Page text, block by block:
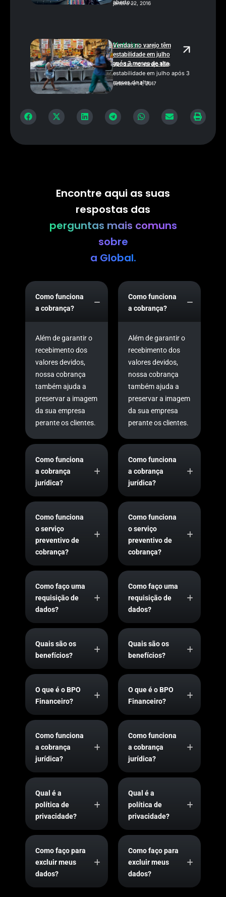
aberto...
janeiro 22, 2016
Notícias
Vendas no varejo têm
estabilidade em julho
após 3 meses de alta
Vendas no varejo têm
estabilidade em julho após 3
meses de alta...
setembro 14, 2017
Encontre aqui as suas
respostas das
perguntas mais comuns
sobre
a Global.
Como funciona
a cobrança?
Além de garantir o
recebimento dos
valores devidos,
nossa cobrança
também ajuda a
preservar a imagem
da sua empresa
perante os clientes.
Como funciona
a cobrança
jurídica?
Como funciona
o serviço
preventivo de
cobrança?
Como faço uma
requisição de
dados?
Quais são os
benefícios?
O que é o BPO
Financeiro?
Como funciona
a cobrança
jurídica?
Qual é a
política de
privacidade?
Como faço para
excluir meus
dados?
Como funciona
a cobrança?
Além de garantir o
recebimento dos
valores devidos,
nossa cobrança
também ajuda a
preservar a imagem
da sua empresa
perante os clientes.
Como funciona
a cobrança
jurídica?
Como funciona
o serviço
preventivo de
cobrança?
Como faço uma
requisição de
dados?
Quais são os
benefícios?
O que é o BPO
Financeiro?
Como funciona
a cobrança
jurídica?
Qual é a
política de
privacidade?
Como faço para
excluir meus
dados?